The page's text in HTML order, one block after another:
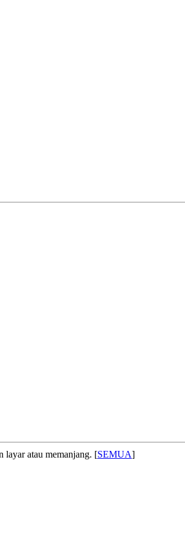
layar atau memanjang. [SEMUA]